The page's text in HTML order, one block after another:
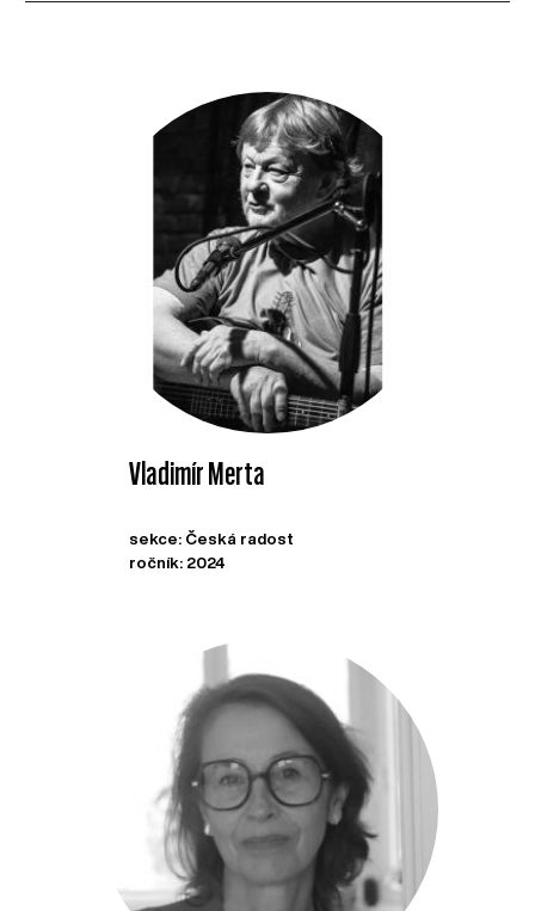
Vladimír Merta
sekce: Česká radost
ročník: 2024